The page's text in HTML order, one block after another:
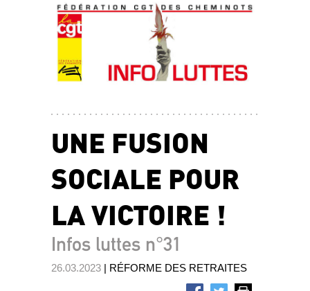
UNE FUSION
SOCIALE POUR
LA VICTOIRE !
Infos luttes n°31
26.03.2023 | RÉFORME DES RETRAITES